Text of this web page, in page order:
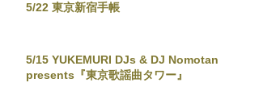
5/22 東京新宿手帳
5/15 YUKEMURI DJs & DJ Nomotan
presents『東京歌謡曲タワー』